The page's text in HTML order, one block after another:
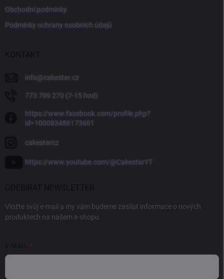
Obchodní podmínky
Podmínky ochrany osobních údajů
info@cakestar.cz
773 709 270 (7-15 hod)
https://www.facebook.com/profile.php?
id=100083486173601
cakestarcz
https://www.youtube.com/@CakestarYT
Vložte svůj e-mail a my vám budeme zasílat informace o nových
produktech na našem e-shopu.